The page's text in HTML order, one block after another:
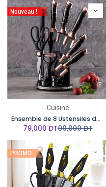
Nouveau !
Cuisine
Ensemble de 8 Ustensiles de Cuisine KUNSION en Acier Inoxydable avec Un Support Rotatif - Noir & Or Rose
79,000 DT99,000DT
PROMO